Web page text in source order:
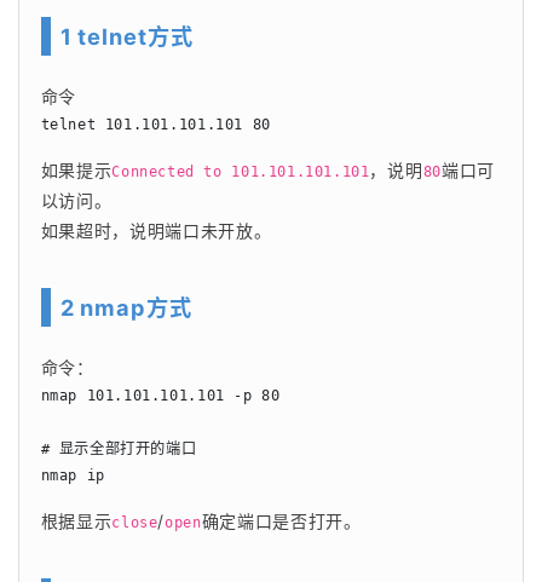
1 telnet方式
命令
telnet 101.101.101.101 80
如果提示Connected to 101.101.101.101 ，说明80端口可
以访问。
如果超时，说明端口未开放。
2 nmap方式
命令：
nmap 101.101.101.101 -p 80
# 显示全部打开的端口
nmap ip
根据显示close/open确定端口是否打开。